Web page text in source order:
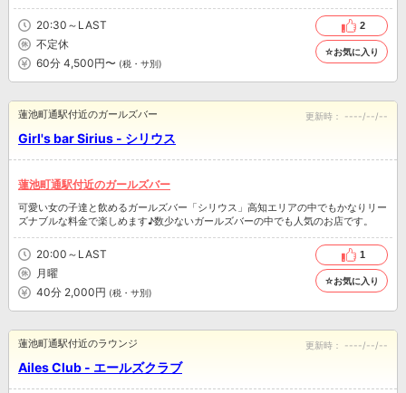
20:30～LAST
不定休
60分 4,500円〜 (税・サ別)
2
☆お気に入り
Girl's bar Sirius - シリウス
蓮池町通駅付近のガールズバー 更新時： ----/--/--
蓮池町通駅付近のガールズバー
可愛い女の子達と飲めるガールズバー「シリウス」高知エリアの中でもかなりリー
ズナブルな料金で楽しめます♪数少ないガールズバーの中でも人気のお店です。
20:00～LAST
月曜
40分 2,000円 (税・サ別)
1
☆お気に入り
Ailes Club - エールズクラブ
蓮池町通駅付近のラウンジ 更新時： ----/--/--